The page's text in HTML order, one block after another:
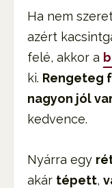
Ha nem
azért
felé, akkor a
ki. Rengeteg
nagyon jól
kedvence.
Nyárra egy
akár tépett,